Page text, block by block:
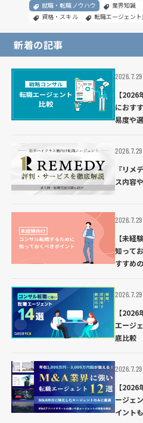
就職・転職ノウハウ 業界知識
資格・スキル
転職エージェン
新着の記事
2026.7.29
【
におす
易度や
2026.7.29
『リメ
ス内容
2026.7.29
【未経
知って
すすめ
2026.7.29
【
エージ
底比較
2026.7.29
【
ージェ
イント